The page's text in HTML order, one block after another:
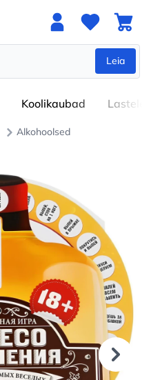
Leia
Koolikaubad Lastele
Alkohoolsed